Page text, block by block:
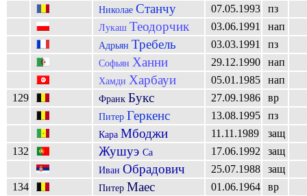
Николае Станчу 07.05.1993 пз
Лукаш Теодорчик 03.06.1991 нап
Адрьян Требель 03.03.1991 пз
Софьян Ханни 29.12.1990 нап
Хамди Харбауи 05.01.1985
нап
129
Франк Букс 27.09.1986 вр
Питер Геркенс 13.08.1995 пз
Кара Мбоджи 11.11.1989
защ
132
Жушуэ Са 17.06.1992 защ
Иван Обрадович 25.07.1988
защ
134
Питер Маес 01.06.1964 вр